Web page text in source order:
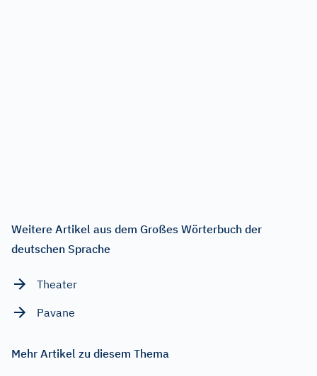
Weitere Artikel aus dem Großes Wörterbuch der
deutschen Sprache
Theater
Pavane
Mehr Artikel zu diesem Thema